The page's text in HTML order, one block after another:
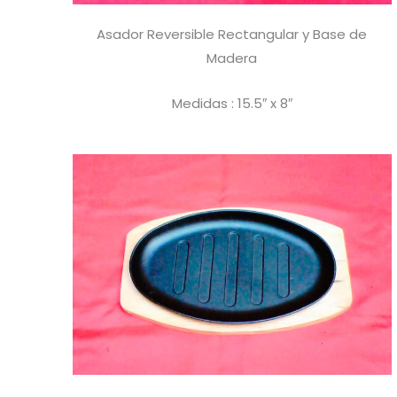
Asador Reversible Rectangular y Base de
Madera
Medidas : 15.5″ x 8″